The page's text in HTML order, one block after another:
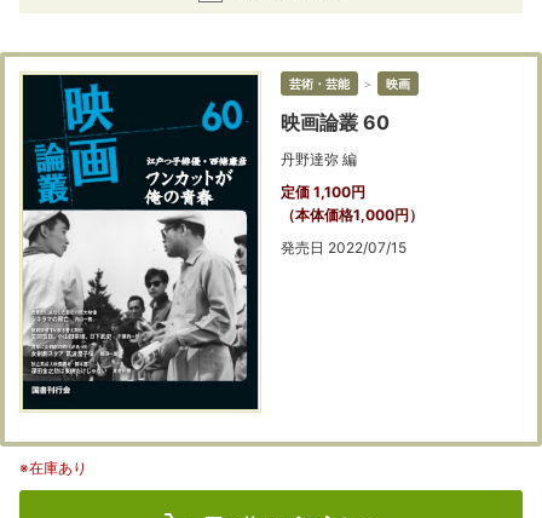
芸術・芸能 ＞ 映画
映画論叢 60
丹野達弥 編
定価 1,100円
（本体価格1,000円）
発売日 2022/07/15
※在庫あり